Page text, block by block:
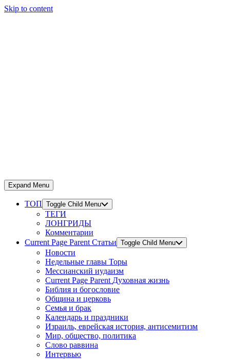
Skip to content
Expand Menu
ТОП Toggle Child Menu
ТЕГИ
ЛОНГРИДЫ
Комментарии
Current Page Parent Статьи Toggle Child Menu
Новости
Недельные главы Торы
Мессианский иудаизм
Current Page Parent Духовная жизнь
Библия и богословие
Община и церковь
Семья и брак
Календарь и праздники
Израиль, еврейская история, антисемитизм
Мир, общество, политика
Слово раввина
Интервью